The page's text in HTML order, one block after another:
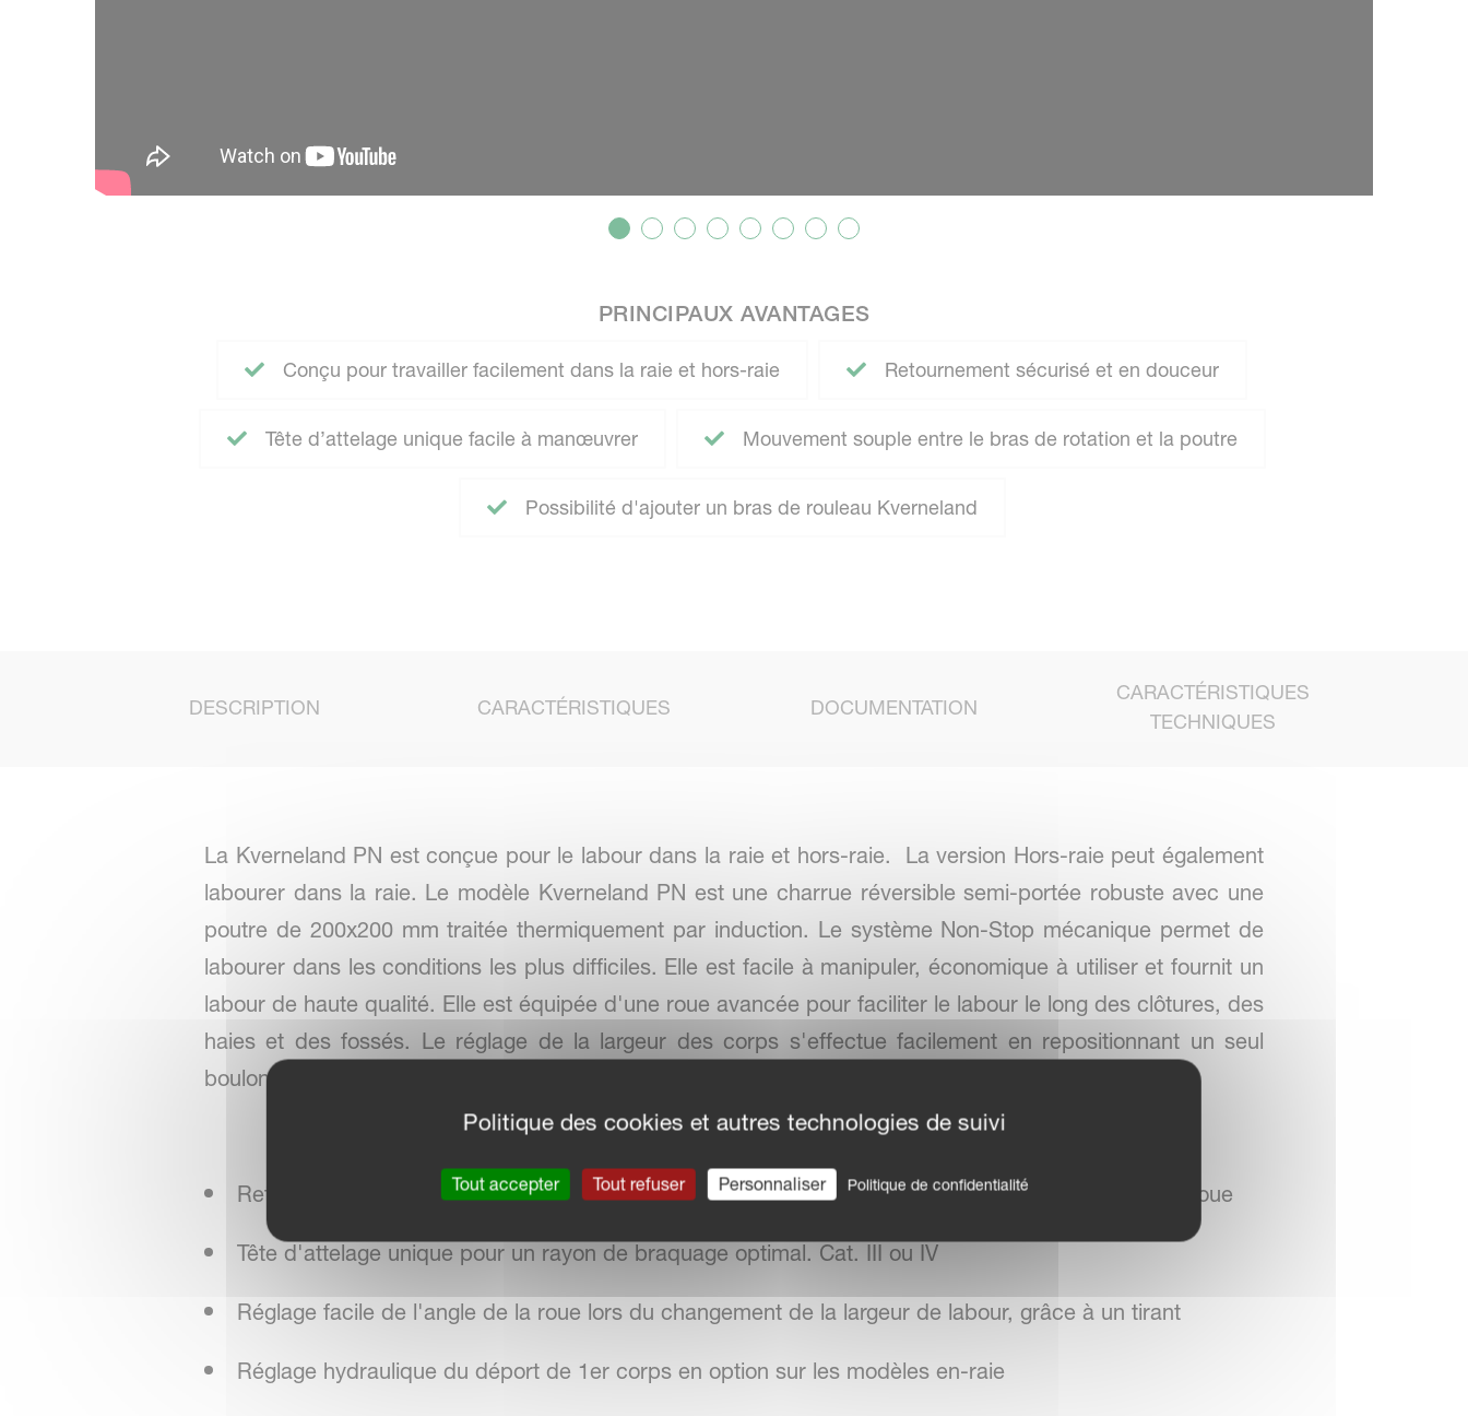
PRINCIPAUX AVANTAGES
Conçu pour travailler facilement dans la raie et hors-raie Retournement sécurisé et en douceur
Tête d’attelage unique facile à manœuvrer Mouvement souple entre le bras de rotation et la poutre
Possibilité d'ajouter un bras de rouleau Kverneland
DESCRIPTION CARACTÉRISTIQUES DOCUMENTATION
CARACTÉRISTIQUES
TECHNIQUES
La Kverneland PN est conçue pour le labour dans la raie et hors-raie. La version Hors-raie peut également
labourer dans la raie. Le modèle Kverneland PN est une charrue réversible semi-portée robuste avec une
poutre de 200x200 mm traitée thermiquement par induction. Le système Non-Stop mécanique permet de
labourer dans les conditions les plus difficiles. Elle est facile à manipuler, économique à utiliser et fournit un
labour de haute qualité. Elle est équipée d'une roue avancée pour faciliter le labour le long des clôtures, des
haies et des fossés. Le réglage de la largeur des corps s'effectue facilement en repositionnant un seul
boulon.
Retournement sûr et sans à-coups de la charrue grâce à un mécanisme de retournement lié à la roue
Tête d'attelage unique pour un rayon de braquage optimal. Cat. III ou IV
Réglage facile de l'angle de la roue lors du changement de la largeur de labour, grâce à un tirant
Réglage hydraulique du déport de 1er corps en option sur les modèles en-raie
Politique des cookies et autres technologies de suivi
Tout accepter Tout refuser Personnaliser Politique de confidentialité